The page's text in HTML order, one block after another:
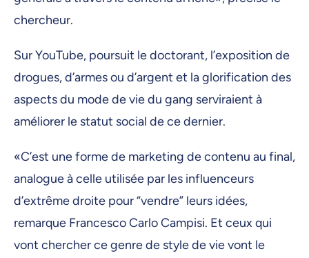
chercheur.
Sur YouTube, poursuit le doctorant, l’exposition de
drogues, d’armes ou d’argent et la glorification des
aspects du mode de vie du gang serviraient à
améliorer le statut social de ce dernier.
«C’est une forme de marketing de contenu au final,
analogue à celle utilisée par les influenceurs
d’extrême droite pour “vendre” leurs idées,
remarque Francesco Carlo Campisi. Et ceux qui
vont chercher ce genre de style de vie vont le